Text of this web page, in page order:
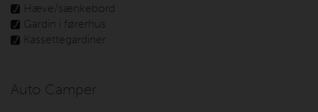
Hæve/sænkebord
Gardin i førerhus
Kassettegardiner
Auto Camper